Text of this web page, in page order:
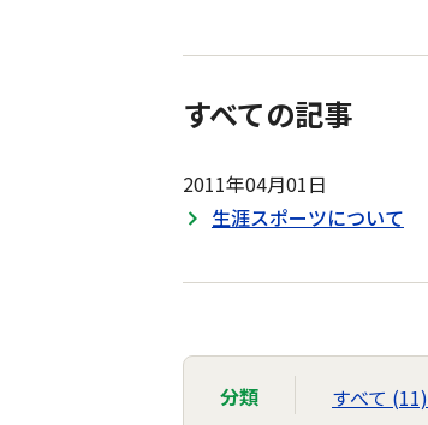
すべての記事
2011年04月01日
生涯スポーツについて
分類 すべて (11)